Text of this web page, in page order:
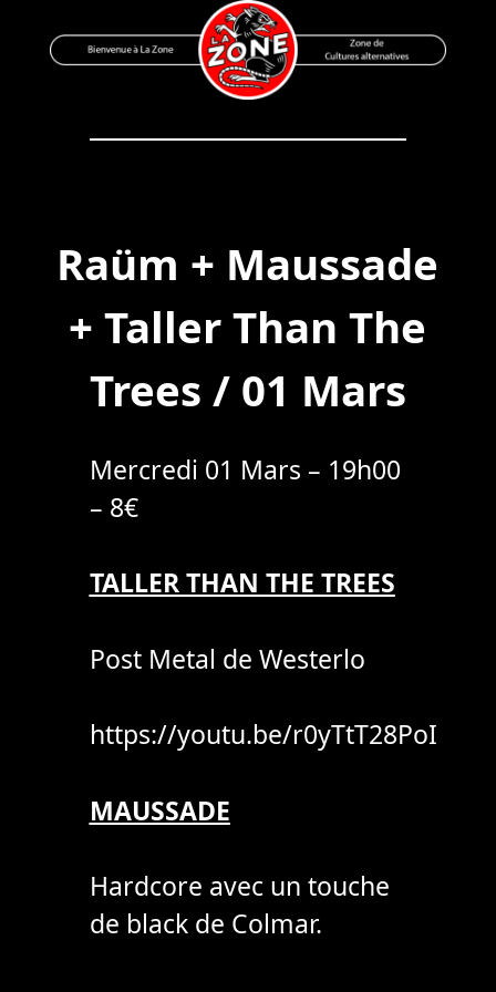
to
Bienvenue à La Zone
Zone de Cultures Alternatives
Raüm + Maussade
+ Taller Than The
Trees / 01 Mars
Mercredi 01 Mars – 19h00
– 8€
TALLER THAN THE TREES
Post Metal de Westerlo
https://youtu.be/r0yTtT28PoI
MAUSSADE
Hardcore avec un touche
de black de Colmar.